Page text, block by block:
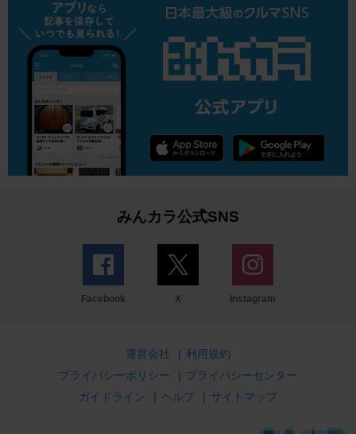
みんカラ公式SNS
Facebook X Instagram
運営会社 | 利用規約
プライバシーポリシー
| プライバシーセンター
ガイドライン
| ヘルプ | サイトマップ